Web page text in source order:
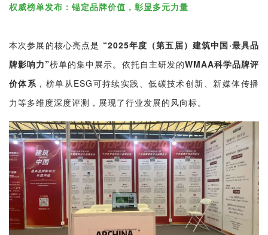
权威榜单发布：锚定品牌价值，彰显多元力量
本次参展的核心亮点是 “2025年度（第五届）建筑中国·最具品
牌影响力”榜单的集中展示。依托自主研发的WMAA科学品牌评
价体系 ，榜单从ESG可持续实践、低碳技术创新、新媒体传播
力等多维度深度评测，展现了行业发展的风向标。